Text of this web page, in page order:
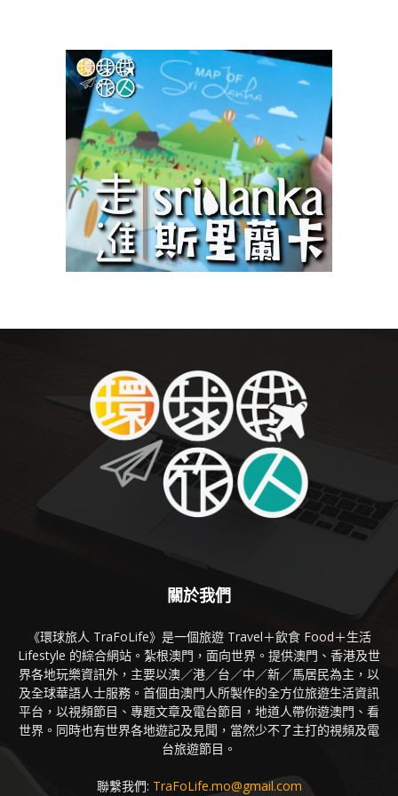
關於我們
《環球旅人 TraFoLife》是一個旅遊 Travel＋飲食 Food＋生活
Lifestyle 的綜合網站。紮根澳門，面向世界。提供澳門、香港及世
界各地玩樂資訊外，主要以澳／港／台／中／新／馬居民為主，以
及全球華語人士服務。首個由澳門人所製作的全方位旅遊生活資訊
平台，以視頻節目、專題文章及電台節目，地道人帶你遊澳門、看
世界。同時也有世界各地遊記及見聞，當然少不了主打的視頻及電
台旅遊節目。
聯繫我們: TraFoLife.mo@gmail.com